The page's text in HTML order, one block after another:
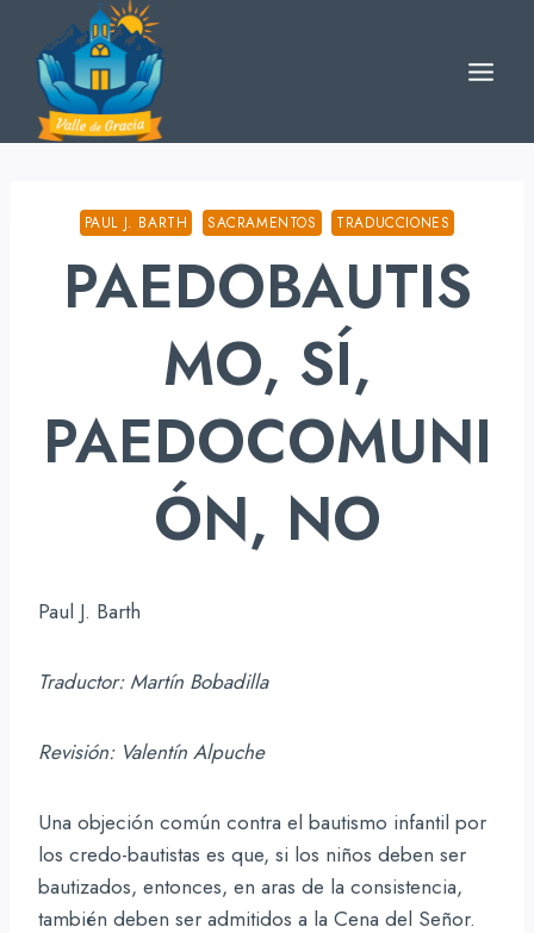
content
PAUL J. BARTH SACRAMENTOS TRADUCCIONES
PAEDOBAUTIS
MO, SÍ,
PAEDOCOMUNI
ÓN, NO
Paul J. Barth
Traductor: Martín Bobadilla
Revisión: Valentín Alpuche
Una objeción común contra el bautismo infantil por
los credo-bautistas es que, si los niños deben ser
bautizados, entonces, en aras de la consistencia,
también deben ser admitidos a la Cena del Señor.